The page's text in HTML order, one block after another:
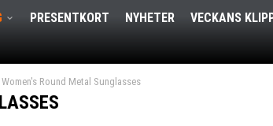
PRESENTKORT NYHETER VECKANS
Round Metal Sunglasses